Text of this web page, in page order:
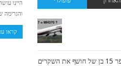
היינו
והגרימה
קראו
Holohoax–דו"ח בית הספר 15 בן של חושף את השקרים